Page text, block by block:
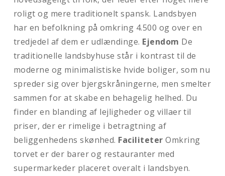
roligt og mere traditionelt spansk. Landsbyen
har en befolkning på omkring 4.500 og over en
tredjedel af dem er udlændinge. Ejendom De
traditionelle landsbyhuse står i kontrast til de
moderne og minimalistiske hvide boliger, som nu
spreder sig over bjergskråningerne, men smelter
sammen for at skabe en behagelig helhed. Du
finder en blanding af lejligheder og villaer til
priser, der er rimelige i betragtning af
beliggenhedens skønhed. Faciliteter Omkring
torvet er der barer og restauranter med
supermarkeder placeret overalt i landsbyen.